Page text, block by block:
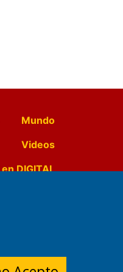
Mundo
Videos
DIGITAL